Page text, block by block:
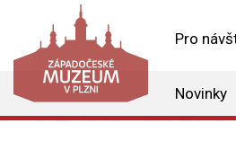
Pro
Novinky